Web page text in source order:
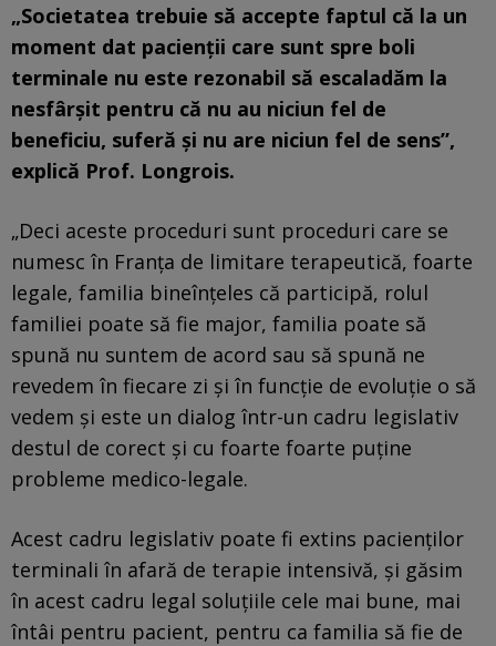
„Societatea trebuie să accepte faptul că la un
moment dat pacienţii care sunt spre boli
terminale nu este rezonabil să escaladăm la
nesfârşit pentru că nu au niciun fel de
beneficiu, suferă şi nu are niciun fel de sens”,
explică Prof. Longrois.
„Deci aceste proceduri sunt proceduri care se
numesc în Franţa de limitare terapeutică, foarte
legale, familia bineînţeles că participă, rolul
familiei poate să fie major, familia poate să
spună nu suntem de acord sau să spună ne
revedem în fiecare zi şi în funcţie de evoluţie o să
vedem şi este un dialog într-un cadru legislativ
destul de corect şi cu foarte foarte puţine
probleme medico-legale.
Acest cadru legislativ poate fi extins pacienţilor
terminali în afară de terapie intensivă, şi găsim
în acest cadru legal soluţiile cele mai bune, mai
întâi pentru pacient, pentru ca familia să fie de